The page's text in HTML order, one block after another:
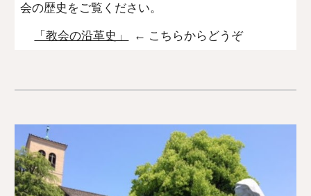
会の歴史をご覧ください。
「教会の沿革史」
← こちらからどうぞ